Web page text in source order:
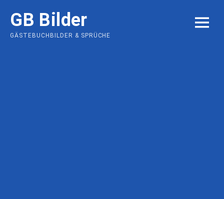
content
GB Bilder
GÄSTEBUCHBILDER & SPRÜCHE
MENU